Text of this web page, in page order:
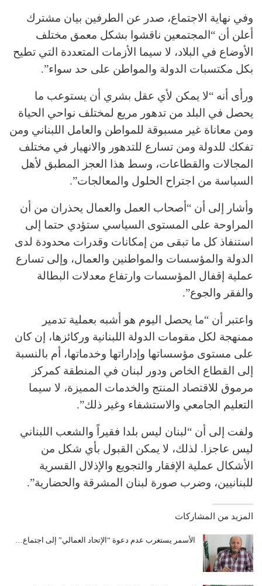
وفي نهاية الاجتماع، صدر عن الطرفين بيان مشترك
أعلن أن “المجتمعين ناقشوا بشكل معمق مختلف
الأوضاع في البلاد، لا سيما الأزمات المتعددة التي تطيح
بكل مكتسبات الدولة والمواطن على حد سواء”.
ورأى أنه “لا يمكن لأي عقل بشري أن يستوعب ما
يحصل في البلد من تدهور مريع لمختلف نواحي الحياة
ومن معاناة غير مسبوقة للمواطن والعامل اللبناني ومن
تفكك للدولة ومن تسارع للتدهور والانهيار في مختلف
المجالات والقطاعات، وسط هذا العجز المطبق لأهل
السياسة من اجتراح الحلول والمعالجات”.
وأشار إلى أن “أصحاب العمل والعمال يحذران من أن
المراوحة على المستوى السياسي ستؤدي حتما إلى
استنفاذ كل ما تبقى من إمكانات وقدرات محدودة لدى
الدولة والمؤسسات والمواطنين والعمال، وإلى تسارع
عملية إقفال المؤسسات وارتفاع معدلات البطالة
والفقر والجوع”.
واعتبر أن “ما يحصل اليوم هو أشبه بعملية تدمير
ممنهجة لكل مقومات الدولة اللبنانية وركائزها، إن كان
على مستوى مؤسساتها وإداراتها وخدماتها، أم بالنسبة
إلى القطاع الخاص ودور لبنان في المنطقة كمركز
مرموق للاقتصاد المنتج والخدمات المميزة، لا سيما
التعليم الجامعي والاستشفاء وغير ذلك”.
ولفت إلى أن “لبنان ليس بلدا فقيراً والشعب اللبناني
ليس عاجزا. لذلك، لا يمكن القبول بأي شكل من
الأشكال عملية الإفقار والتجويع والإذلال القسرية
للبنانيين، وضرب صورة لبنان المشرقة والحضارية”.
المزيد من المشاركات
الأسمر يستغرب عدم دعوة “الإتحاد العمالي” إلى اجتماع…